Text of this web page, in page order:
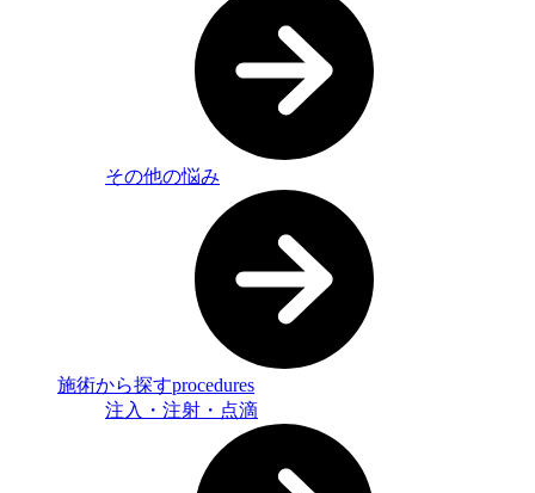
その他の悩み
施術から探すprocedures
注入・注射・点滴